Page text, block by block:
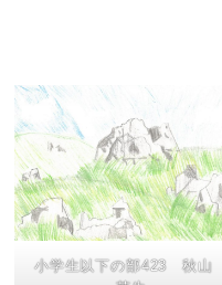
小学生以下の部423 秋山